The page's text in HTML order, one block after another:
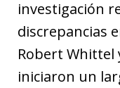
investigación
discrepancias
Robert Whittel
iniciaron un